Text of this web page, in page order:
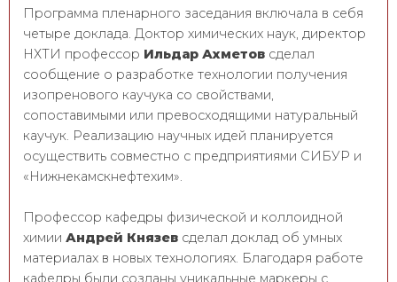
Программа пленарного заседания включала в себя
четыре доклада. Доктор химических наук, директор
НХТИ профессор Ильдар Ахметов сделал
сообщение о разработке технологии получения
изопренового каучука со свойствами,
сопоставимыми или превосходящими натуральный
каучук. Реализацию научных идей планируется
осуществить совместно с предприятиями СИБУР и
«Нижнекамскнефтехим».
Профессор кафедры физической и коллоидной
химии Андрей Князев сделал доклад об умных
материалах в новых технологиях. Благодаря работе